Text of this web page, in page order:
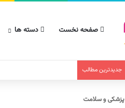
صفحه نخست دسته ها
جدیدترین مطالب
پزشکی و سلامت